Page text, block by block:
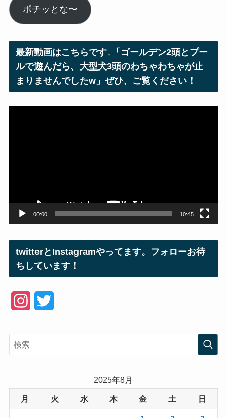
ル
ア
ス
ポチッとな〜
最新動画はこちらです↓「ゴールデン2頭とプー
ルで遊んだら、大型犬3頭のわちゃわちゃが止
まりませんでしたw」ぜひ、ご覧ください！
00:00 10:45
twitterとInstagramやってます。フォローお待
ちしています！
e
2025年8月
月 火 水 木 金 土 日